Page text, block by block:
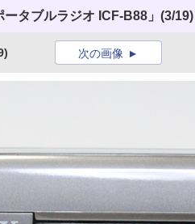
タブルラジオ ICF-B88」 (3/19)
次の画像